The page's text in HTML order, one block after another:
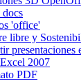
'office'
libre y
presentaciones
2007
PDF